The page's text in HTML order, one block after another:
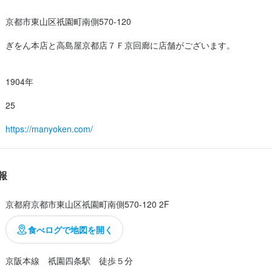
プロの技です。
ともかく、エスカルゴがコースに組み込まれているお店って、今時で
京都市東山区祇園町南側570-120
ぎをん本店と高島屋京都店７Ｆ京回廊に店舗がございます。
1904年
25
https://manyoken.com/
京都府京都市東山区祇園町南側570-120 2F
食べログで地図を開く
京阪本線　祇園四条駅　徒歩５分